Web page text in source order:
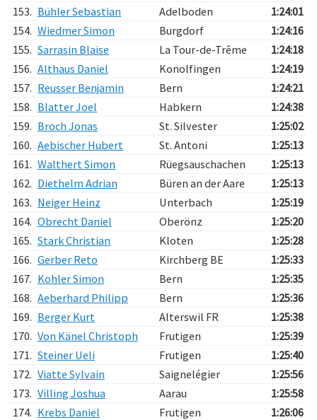
153. Bühler Sebastian Adelboden
1:24:01
154. Wiedmer Simon Burgdorf
1:24:16
155. Sarrasin Blaise La Tour-de-Trême
1:24:18
156. Althaus Daniel Konolfingen
1:24:19
157. Reusser Benjamin Bern
1:24:21
158. Blatter Joel Habkern
1:24:38
159. Broch Jonas St. Silvester
1:25:02
160. Aebischer Hubert St. Antoni
1:25:13
161. Walthert Simon Rüegsauschachen
1:25:13
162. Diethelm Adrian Büren an der Aare
1:25:13
163. Neiger Heinz Unterbach
1:25:19
164. Obrecht Daniel Oberönz
1:25:20
165. Stark Christian Kloten
1:25:28
166. Gerber Reto Kirchberg BE
1:25:33
167. Kohler Simon Bern
1:25:35
168. Aeberhard Philipp Bern
1:25:36
169. Berger Kurt Alterswil FR
1:25:38
170. Von Känel Christoph Frutigen
1:25:39
171. Steiner Ueli Frutigen
1:25:40
172. Viatte Sylvain Saignelégier
1:25:56
173. Villing Joshua Aarau
1:25:58
174. Krebs Daniel Frutigen
1:26:06